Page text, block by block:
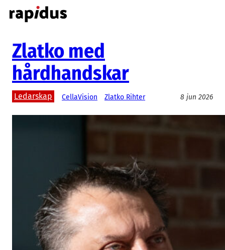
Hoppa
till
Zlatko med
hårdhandskar
Ledarskap CellaVision Zlatko Rihter 8 jun 2026